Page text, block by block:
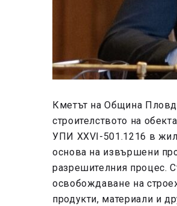
Кметът на Община
строителството на
УПИ XXVI-501.1216 в
основа на извършени
разрешителния процес.
освобождаване на
продукти, материали и